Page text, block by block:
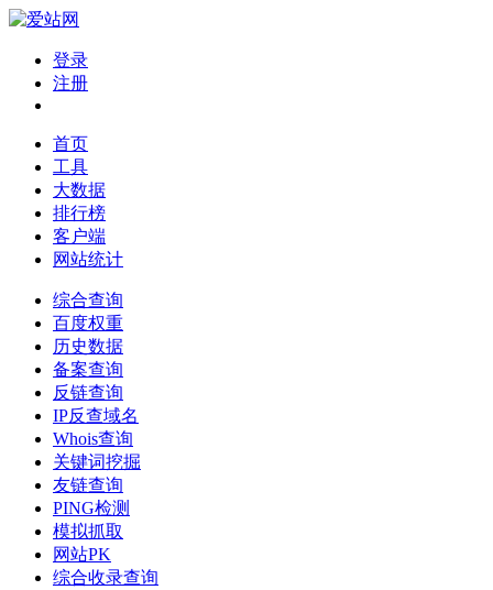
登录
注册
首页
工具
大数据
排行榜
客户端
网站统计
综合查询
百度权重
历史数据
备案查询
反链查询
IP反查域名
Whois查询
关键词挖掘
友链查询
PING检测
模拟抓取
网站PK
综合收录查询